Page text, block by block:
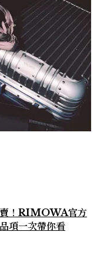
賣！RIMOWA官方
項一次帶你看